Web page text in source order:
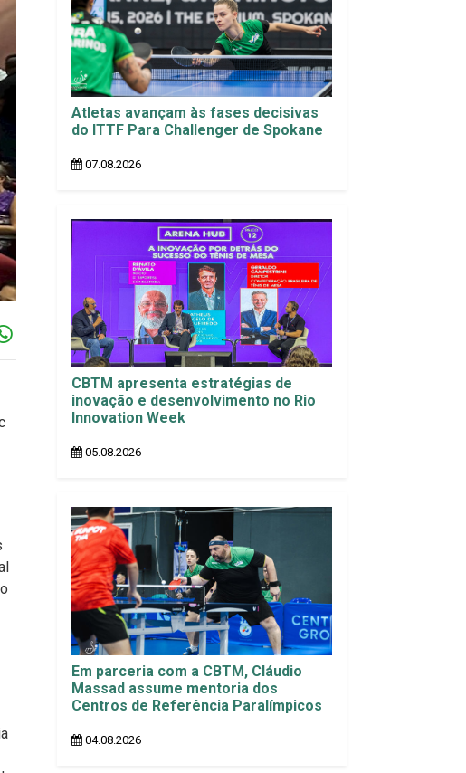
Atletas avançam às fases decisivas
do ITTF Para Challenger de Spokane
07.08.2026
CBTM apresenta estratégias de
inovação e desenvolvimento no Rio
Innovation Week
05.08.2026
Em parceria com a CBTM, Cláudio
Massad assume mentoria dos
Centros de Referência Paralímpicos
04.08.2026